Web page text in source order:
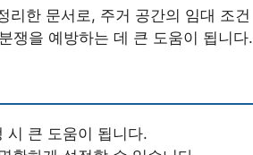
리한 문서로, 주거 공간의 임대 조건
쟁을 예방하는 데 큰 도움이 됩니다.
시 큰 도움이 됩니다.